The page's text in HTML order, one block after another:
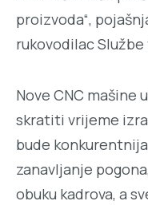
proizvoda“,
rukovodilac
Nove CNC mašine
skratiti vrijeme
bude
zanavljanje
obuku kadrova, a